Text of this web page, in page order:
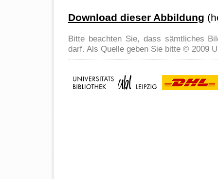
Download dieser Abbildung
Bitte beachten Sie, dass sämtliches
darf. Als Quelle geben Sie bitte © 2009